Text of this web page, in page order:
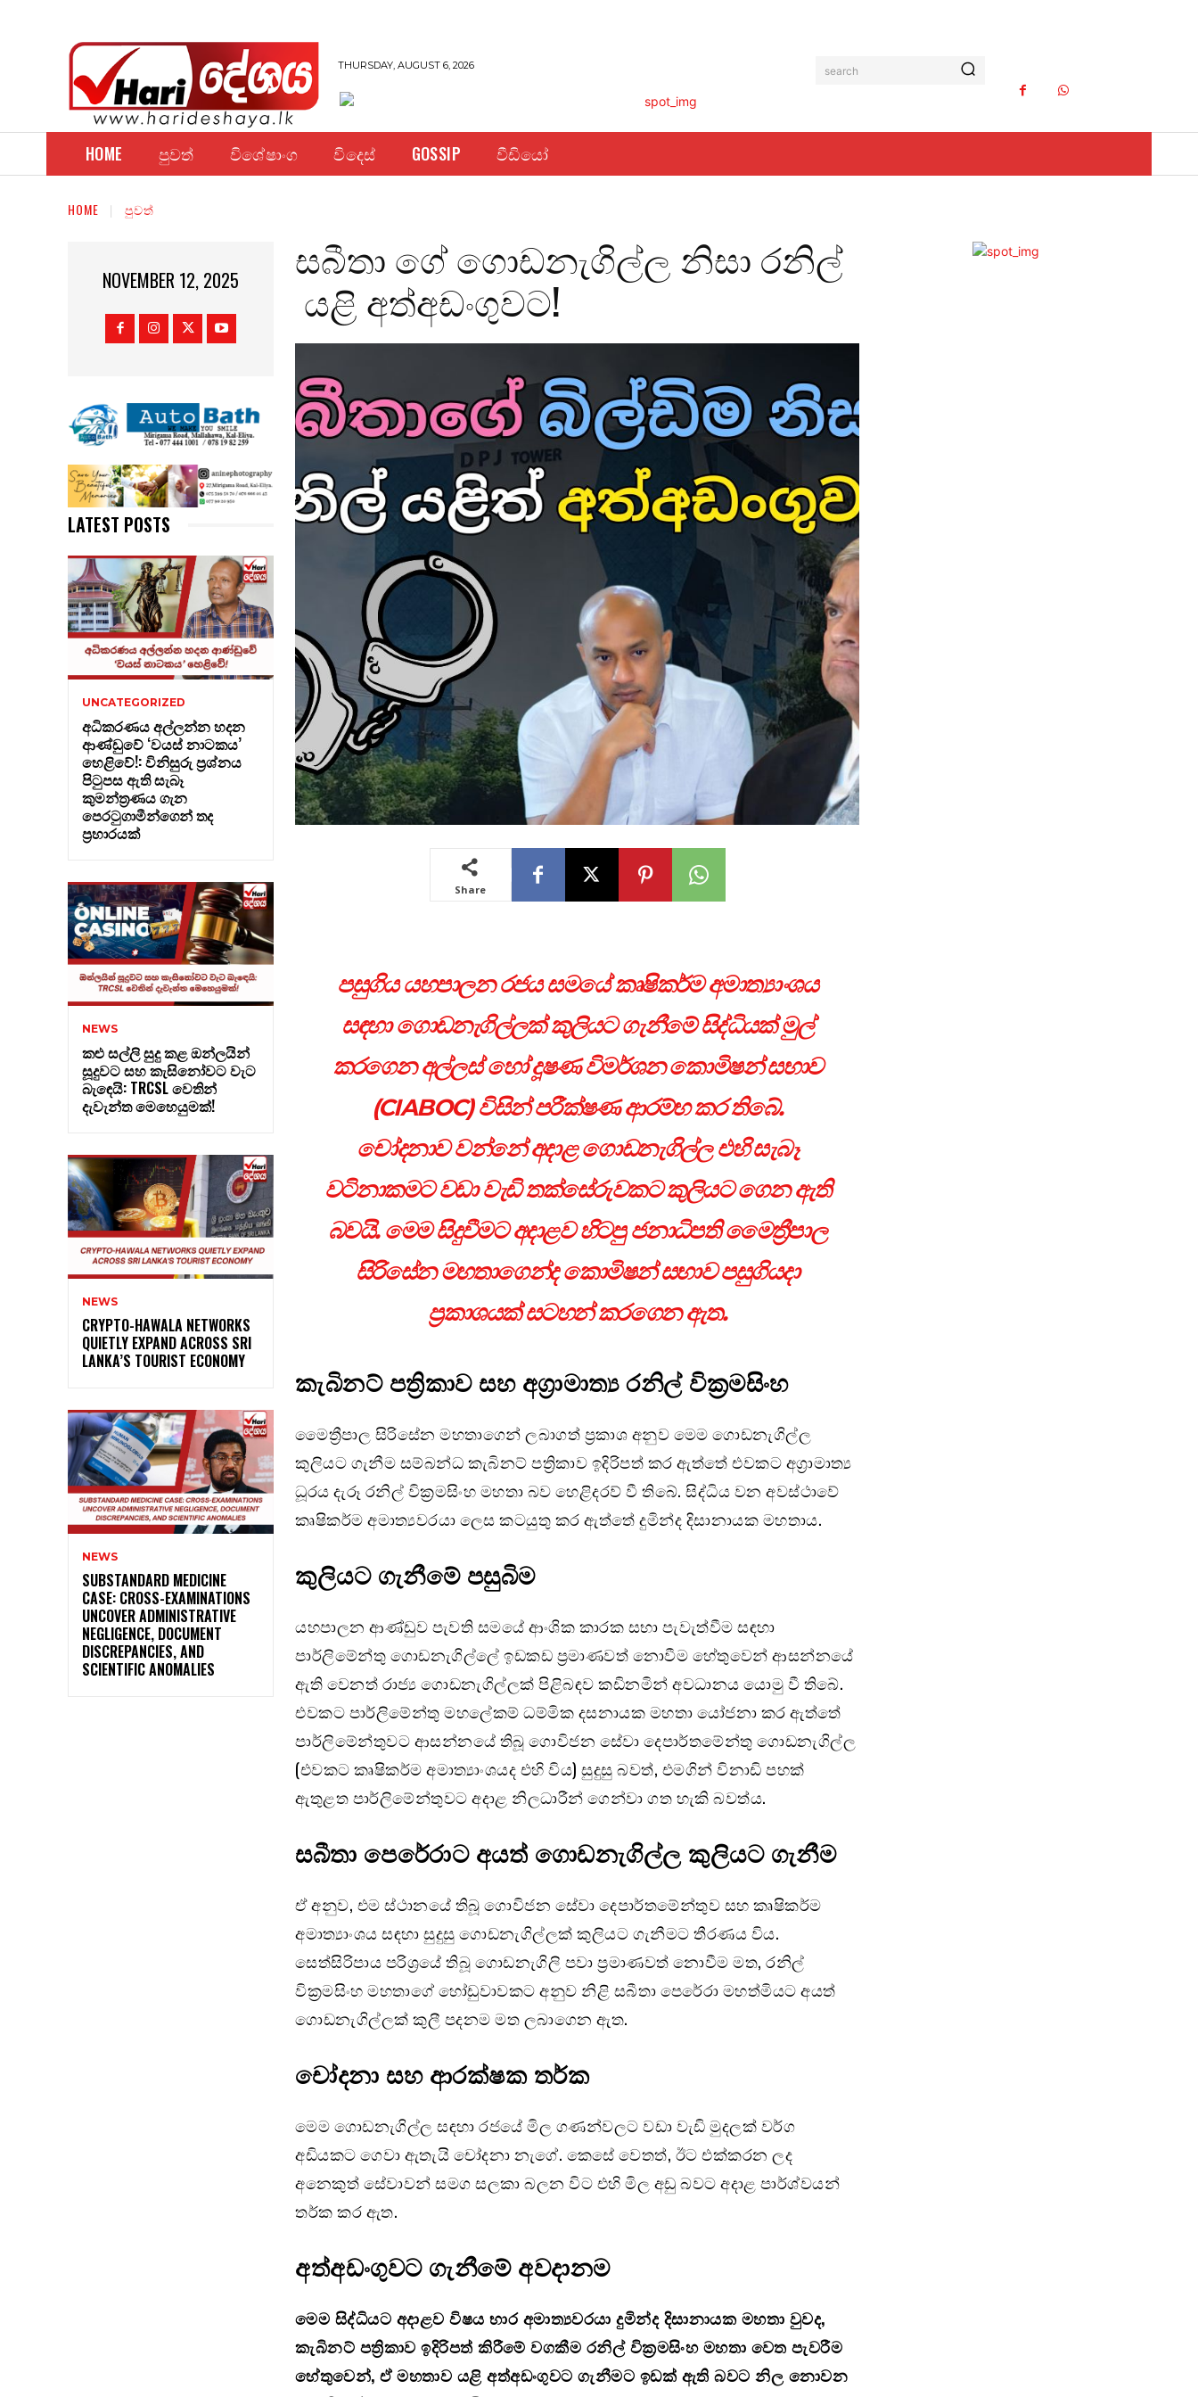
THURSDAY, AUGUST 6, 2026 search
HOME පුවත් විශේෂාංග විදෙස් GOSSIP වීඩියෝ
HOME පුවත්
NOVEMBER 12, 2025
LATEST POSTS
UNCATEGORIZED
අධිකරණය අල්ලන්න හදන
ආණ්ඩුවේ ‘වයස් නාටකය’
හෙළිවේ!: විනිසුරු ප්‍රශ්නය
පිටුපස ඇති සැබෑ
කුමන්ත්‍රණය ගැන
පෙරටුගාමීන්ගෙන් තද
ප්‍රහාරයක්
NEWS
කළු සල්ලි සුදු කළ ඔන්ලයින්
සූදුවට සහ කැසිනෝවට වැට
බැඳෙයි: TRCSL වෙතින්
දැවැන්ත මෙහෙයුමක්!
NEWS
CRYPTO-HAWALA NETWORKS
QUIETLY EXPAND ACROSS SRI
LANKA’S TOURIST ECONOMY
NEWS
SUBSTANDARD MEDICINE
CASE: CROSS-EXAMINATIONS
UNCOVER ADMINISTRATIVE
NEGLIGENCE, DOCUMENT
DISCREPANCIES, AND
SCIENTIFIC ANOMALIES
සබීතා ගේ ගොඩනැගිල්ල නිසා රනිල්
යළි අත්අඩංගුවට!
Share
පසුගිය යහපාලන රජය සමයේ කෘෂිකර්ම අමාත්‍යාංශය
සඳහා ගොඩනැගිල්ලක් කුලියට ගැනීමේ සිද්ධියක් මුල්
කරගෙන අල්ලස් හෝ දූෂණ විමර්ශන කොමිෂන් සභාව
(CIABOC) විසින් පරීක්ෂණ ආරම්භ කර තිබේ.
චෝදනාව වන්නේ අදාළ ගොඩනැගිල්ල එහි සැබෑ
වටිනාකමට වඩා වැඩි තක්සේරුවකට කුලියට ගෙන ඇති
බවයි. මෙම සිදුවීමට අදාළව හිටපු ජනාධිපති මෛත්‍රීපාල
සිරිසේන මහතාගෙන්ද කොමිෂන් සභාව පසුගියදා
ප්‍රකාශයක් සටහන් කරගෙන ඇත.
කැබිනට් පත්‍රිකාව සහ අග්‍රාමාත්‍ය රනිල් වික්‍රමසිංහ
මෛත්‍රීපාල සිරිසේන මහතාගෙන් ලබාගත් ප්‍රකාශ අනුව මෙම ගොඩනැගිල්ල
කුලියට ගැනීම සම්බන්ධ කැබිනට් පත්‍රිකාව ඉදිරිපත් කර ඇත්තේ එවකට අග්‍රාමාත්‍ය
ධූරය දැරූ රනිල් වික්‍රමසිංහ මහතා බව හෙළිදරව් වී තිබේ. සිද්ධිය වන අවස්ථාවේ
කෘෂිකර්ම අමාත්‍යවරයා ලෙස කටයුතු කර ඇත්තේ දුමින්ද දිසානායක මහතාය.
කුලියට ගැනීමේ පසුබිම
යහපාලන ආණ්ඩුව පැවති සමයේ ආංශික කාරක සභා පැවැත්වීම සඳහා
පාර්ලිමේන්තු ගොඩනැගිල්ලේ ඉඩකඩ ප්‍රමාණවත් නොවීම හේතුවෙන් ආසන්නයේ
ඇති වෙනත් රාජ්‍ය ගොඩනැගිල්ලක් පිළිබඳව කඩිනමින් අවධානය යොමු වී තිබේ.
එවකට පාර්ලිමේන්තු මහලේකම් ධම්මික දසනායක මහතා යෝජනා කර ඇත්තේ
පාර්ලිමේන්තුවට ආසන්නයේ තිබූ ගොවිජන සේවා දෙපාර්තමේන්තු ගොඩනැගිල්ල
(එවකට කෘෂිකර්ම අමාත්‍යාංශයද එහි විය) සුදුසු බවත්, එමගින් විනාඩි පහක්
ඇතුළත පාර්ලිමේන්තුවට අදාළ නිලධාරීන් ගෙන්වා ගත හැකි බවත්ය.
සබීතා පෙරේරාට අයත් ගොඩනැගිල්ල කුලියට ගැනීම
ඒ අනුව, එම ස්ථානයේ තිබූ ගොවිජන සේවා දෙපාර්තමේන්තුව සහ කෘෂිකර්ම
අමාත්‍යාංශය සඳහා සුදුසු ගොඩනැගිල්ලක් කුලියට ගැනීමට තීරණය විය.
සෙත්සිරිපාය පරිශ්‍රයේ තිබූ ගොඩනැගිලි පවා ප්‍රමාණවත් නොවීම මත, රනිල්
වික්‍රමසිංහ මහතාගේ හෝඩුවාවකට අනුව නිළි සබීතා පෙරේරා මහත්මියට අයත්
ගොඩනැගිල්ලක් කුලී පදනම මත ලබාගෙන ඇත.
චෝදනා සහ ආරක්ෂක තර්ක
මෙම ගොඩනැගිල්ල සඳහා රජයේ මිල ගණන්වලට වඩා වැඩි මුදලක් වර්ග
අඩියකට ගෙවා ඇතැයි චෝදනා නැගේ. කෙසේ වෙතත්, ඊට එක්කරන ලද
අනෙකුත් සේවාවන් සමග සලකා බලන විට එහි මිල අඩු බවට අදාළ පාර්ශ්වයන්
තර්ක කර ඇත.
අත්අඩංගුවට ගැනීමේ අවදානම
මෙම සිද්ධියට අදාළව විෂය භාර අමාත්‍යවරයා දුමින්ද දිසානායක මහතා වුවද,
කැබිනට් පත්‍රිකාව ඉදිරිපත් කිරීමේ වගකීම රනිල් වික්‍රමසිංහ මහතා වෙත පැවරීම
හේතුවෙන්, ඒ මහතාව යළි අත්අඩංගුවට ගැනීමට ඉඩක් ඇති බවට නිල නොවන